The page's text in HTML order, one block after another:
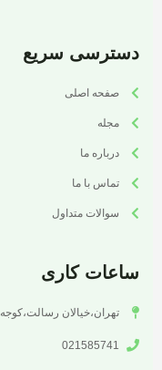
دسترسی سریع
صفحه اصلی
مجله
درباره ما
تماس با ما
سوالات متداول
ساعات کاری
تهران،خیالان رسالت،کوجه 12،پلاک 234
021585741